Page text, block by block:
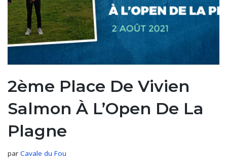
2ème Place De Vivien
Salmon À L’Open De La
Plagne
par Cavale du Fou